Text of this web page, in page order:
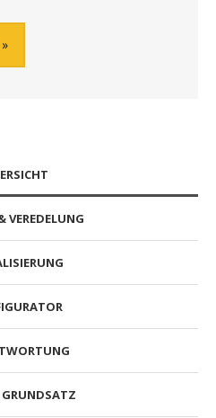
VEREDELUNG